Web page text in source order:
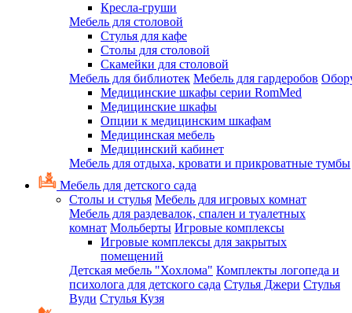
Кресла-груши
Мебель для столовой
Cтулья для кафе
Cтолы для столовой
Скамейки для столовой
Мебель для библиотек Мебель для гардеробов
Медицинские шкафы серии RomMed
Медицинские шкафы
Опции к медицинским шкафам
Медицинская мебель
Медицинский кабинет
Мебель для отдыха, кровати и прикроватные тумбы
Мебель для детского сада
Столы и стулья Мебель для игровых комнат
Мебель для раздевалок, спален и туалетных
комнат Мольберты Игровые комплексы
Игровые комплексы для закрытых
помещений
Детская мебель "Хохлома" Комплекты логопеда и
психолога для детского сада Стулья Джери Стулья
Вуди Стулья Кузя